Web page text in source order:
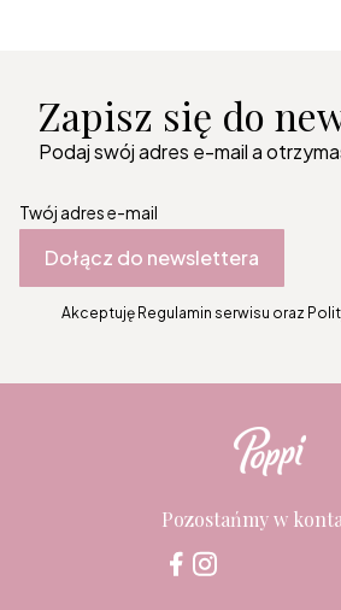
Zapisz się do
Podaj swój adres e-mail a
Twój adres e-mail
Dołącz do newslettera
Akceptuję Regulamin serwisu oraz
Pozostańmy w